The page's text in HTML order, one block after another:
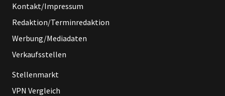
Kontakt/Impressum
Redaktion/Terminredaktion
Werbung/Mediadaten
Verkaufsstellen
Stellenmarkt
VPN Vergleich